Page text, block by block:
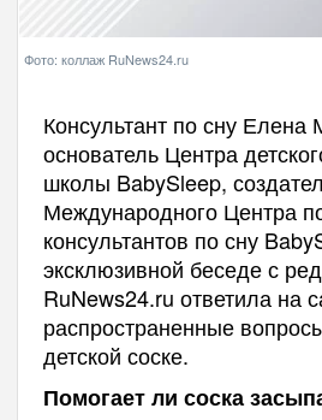
Фото: коллаж RuNews24.ru
Консультант по сну Елена
основатель Центра
школы BabySleep,
Международного Центра
консультантов по сну
эксклюзивной беседе с
RuNews24.ru ответила на
распространенные
детской соске.
Помогает ли соска